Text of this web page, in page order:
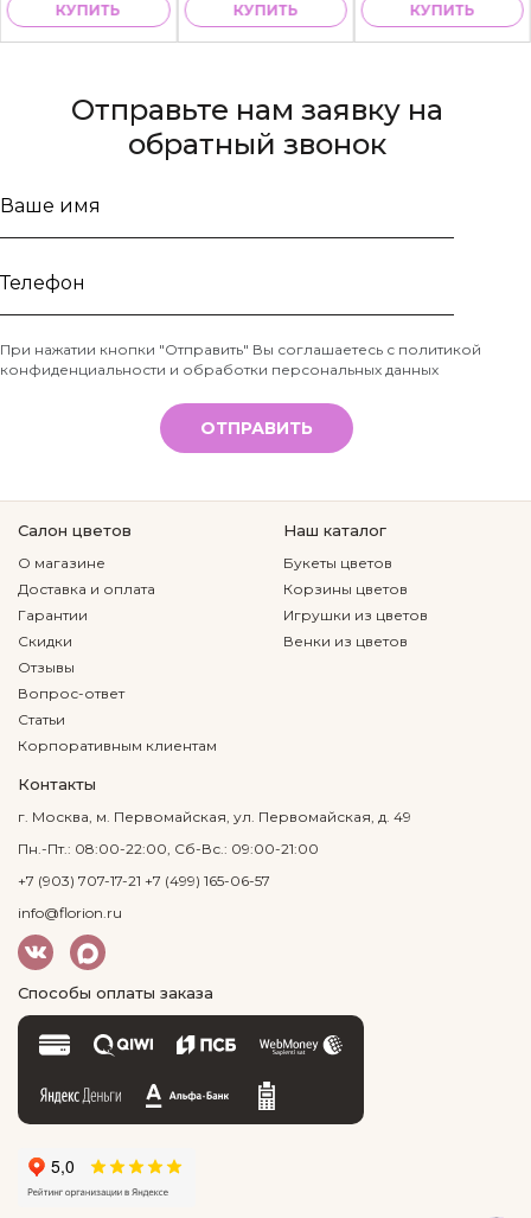
КУПИТЬ КУПИТЬ КУПИТЬ
Отправьте нам заявку на
обратный звонок
Ваше
Телефон
*
При нажатии кнопки "Отправить" Вы соглашаетесь с политикой
конфиденциальности и обработки персональных данных
ОТПРАВИТЬ
Салон цветов
О магазине
Доставка и оплата
Гарантии
Скидки
Отзывы
Вопрос-ответ
Статьи
Корпоративным клиентам
Наш каталог
Букеты цветов
Корзины цветов
Игрушки из цветов
Венки из цветов
Контакты
г. Москва, м. Первомайская, ул. Первомайская, д. 49
Пн.-Пт.: 08:00-22:00, Сб-Вс.: 09:00-21:00
+7 (903) 707-17-21 +7 (499) 165-06-57
info@florion.ru
Способы оплаты заказа